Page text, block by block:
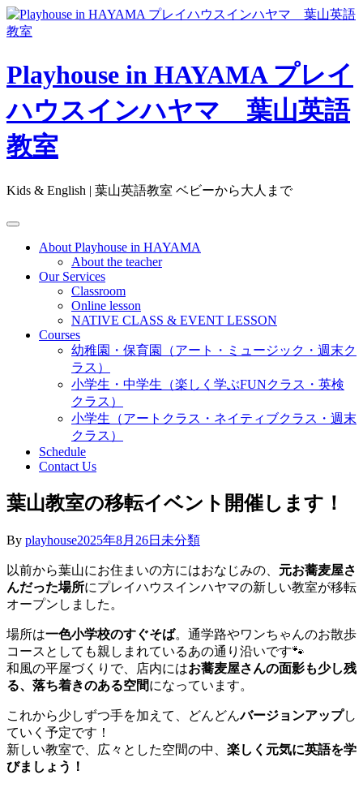
Skip
to
content
Playhouse in HAYAMA プレイ
ハウスインハヤマ 葉山英語
教室
Kids & English | 葉山英語教室 ベビーから大人まで
About Playhouse in HAYAMA
About the teacher
Our Services
Classroom
Online lesson
NATIVE CLASS & EVENT LESSON
Courses
幼稚園・保育園（アート・ミュージック・週末ク
ラス）
小学生・中学生（楽しく学ぶFUNクラス・英検
クラス）
小学生（アートクラス・ネイティブクラス・週末
クラス）
Schedule
Contact Us
葉山教室の移転イベント開催します！
By playhouse2025年8月26日 未分類
以前から葉山にお住まいの方にはおなじみの、 元お蕎麦屋さ
んだった場所にプレイハウスインハヤマの新しい教室が移転
オープンしました。
場所は一色小学校のすぐそば。通学路やワンちゃんのお散歩
コースとしても親しまれているあの通り沿いです🐾
和風の平屋づくりで、店内にはお蕎麦屋さんの面影も少し残
る、落ち着きのある空間になっています。
これから少しずつ手を加えて、どんどんバージョンアップし
ていく予定です！
新しい教室で、広々とした空間の中、 楽しく元気に英語を学
びましょう！